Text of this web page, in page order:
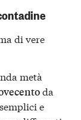
di vere
metà
da
e